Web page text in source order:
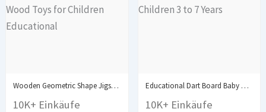
Wooden Geometric Shape Jigsaw Board Puzzles Kids Brain...
10K+ Einkäufe
Educational Dart Board Baby Dart Indoor Sports Child...
10K+ Einkäufe